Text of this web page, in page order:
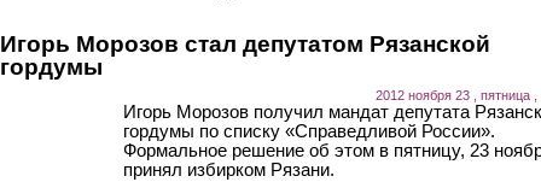
Игорь Морозов стал депутатом Рязанской
гордумы
2012 ноября 23 , пятница ,
Игорь Морозов получил мандат депутата
гордумы по списку «Справедливой России».
Формальное решение об этом в пятницу, 23
принял избирком Рязани.